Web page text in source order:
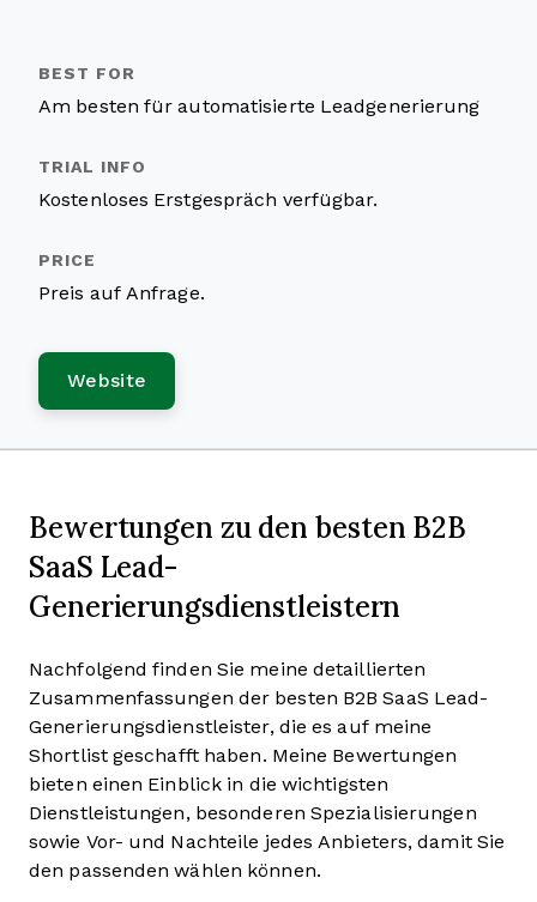
Am besten für automatisierte Leadgenerierung
Kostenloses Erstgespräch verfügbar.
Preis auf Anfrage.
Website
Bewertungen zu den besten B2B
SaaS Lead-
Generierungsdienstleistern
Nachfolgend finden Sie meine detaillierten
Zusammenfassungen der besten B2B SaaS Lead-
Generierungsdienstleister, die es auf meine
Shortlist geschafft haben. Meine Bewertungen
bieten einen Einblick in die wichtigsten
Dienstleistungen, besonderen Spezialisierungen
sowie Vor- und Nachteile jedes Anbieters, damit Sie
den passenden wählen können.